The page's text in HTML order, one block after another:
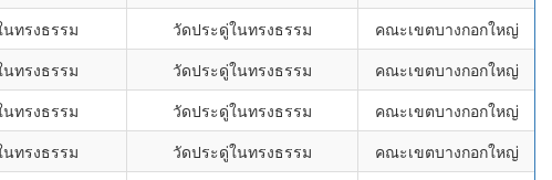
นทรงธรรม วัดประดู่ในทรงธรรม
คณะเขตบางกอกใหญ่
นทรงธรรม วัดประดู่ในทรงธรรม
คณะเขตบางกอกใหญ่
นทรงธรรม วัดประดู่ในทรงธรรม
คณะเขตบางกอกใหญ่
นทรงธรรม วัดประดู่ในทรงธรรม
คณะเขตบางกอกใหญ่